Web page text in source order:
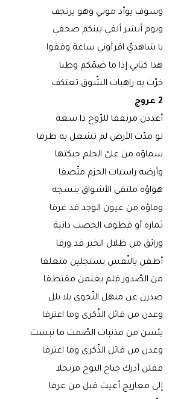
وسوف يوأد موتي وهو يرتجف
ويوم أنشر ألقي بينكم صحفي
يا شاهديّ اقرأوني ساعة وقفوا
هذا كتابي إذا ما ضمّكم وطنا
خرّت به راهبات الشّوق تعتكف
2 عروج
أعددن مرتفقا للرّوح ذا سعة
لو مدّت الأرض لم تشغل به طرفا
سماؤه من عليّ الحلم حبكتها
وأرضه راسيات الحزم متّصفا
هواؤه ملتقى الأشواق ينسجه
وماؤه من عيون الوجد قد غرفا
ثماره أو قطوف الخصب دانية
ورائق من ظلال الخير قد ورفا
أطفن بالنّفس يستجلين منغلقا
من الصّدور فلم يغنمن مقتطفا
صدرن عن منهل النّجوى بلا بلل
وعدن من قائل الذّكرى وما اعترفا
يئسن من مذنبات الصّمت ما نبست
وعدن من قائل الذّكرى وما اعترفا
فقلن أدرك جناح البوح مرتحلا
إلى معاريج أعيت قبل من عرفا